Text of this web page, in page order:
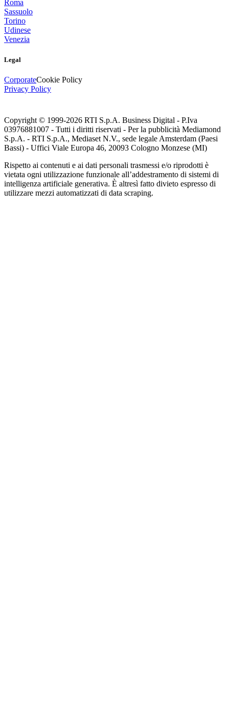
Roma
Sassuolo
Torino
Udinese
Venezia
Legal
CorporateCookie Policy
Privacy Policy
Copyright © 1999-2026 RTI S.p.A. Business Digital - P.Iva
03976881007 - Tutti i diritti riservati - Per la pubblicità Mediamond
S.p.A. - RTI S.p.A., Mediaset N.V., sede legale Amsterdam (Paesi
Bassi) - Uffici Viale Europa 46, 20093 Cologno Monzese (MI)
Rispetto ai contenuti e ai dati personali trasmessi e/o riprodotti è
vietata ogni utilizzazione funzionale all’addestramento di sistemi di
intelligenza artificiale generativa. È altresì fatto divieto espresso di
utilizzare mezzi automatizzati di data scraping.